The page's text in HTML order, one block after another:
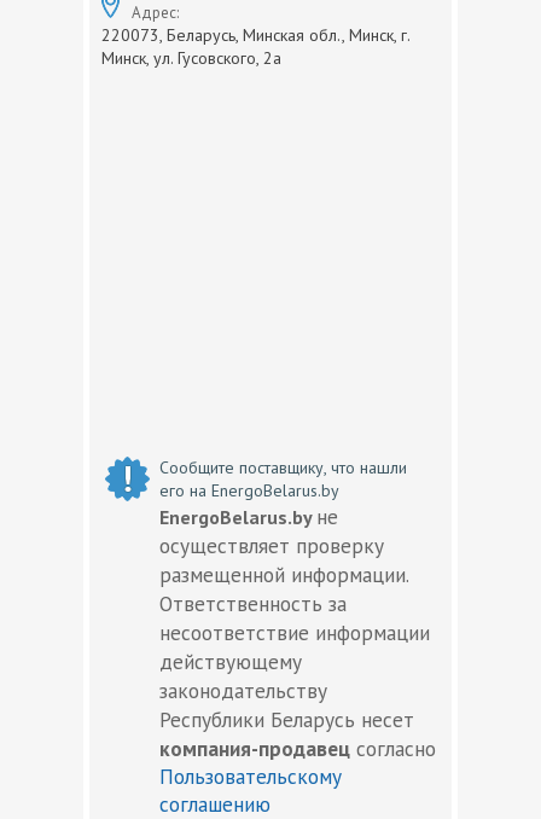
Адрес:
220073, Беларусь, Минская обл., Минск, г.
Минск, ул. Гусовского, 2а
Сообщите поставщику, что нашли
его на EnergoBelarus.by
EnergoBelarus.by не
осуществляет проверку
размещенной информации.
Ответственность за
несоответствие информации
действующему
законодательству
Республики Беларусь несет
компания-продавец согласно
Пользовательскому
соглашению